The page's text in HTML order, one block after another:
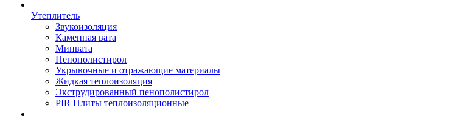
Утеплитель
Звукоизоляция
Каменная вата
Минвата
Пенополистирол
Укрывочные и отражающие материалы
Жидкая теплоизоляция
Экструдированный пенополистирол
PIR Плиты теплоизоляционные